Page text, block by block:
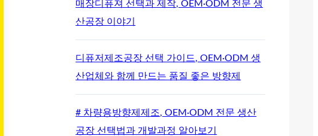
매장디퓨져 선택과 제작, OEM·ODM 전문 생
산공장 이야기
디퓨저제조공장 선택 가이드, OEM·ODM 생
산업체와 함께 만드는 품질 좋은 방향제
# 차량용방향제제조, OEM·ODM 전문 생산
공장 선택법과 개발과정 알아보기